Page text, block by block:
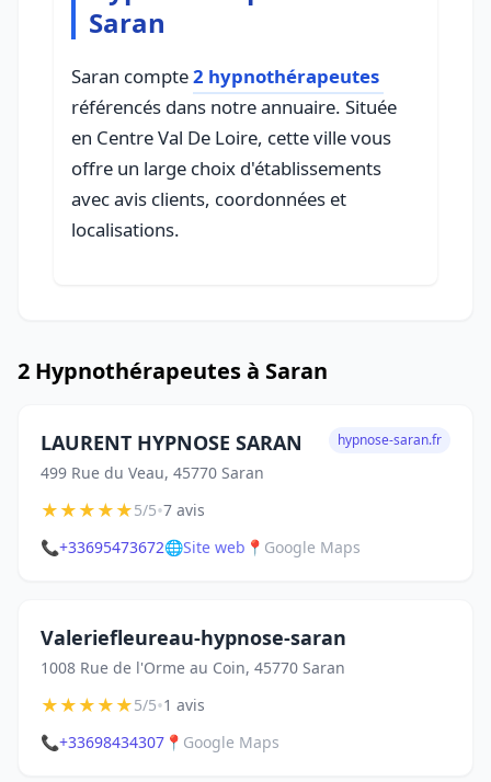
Saran
Saran compte2 hypnothérapeutes
référencés dans notre annuaire. Située
en Centre Val De Loire, cette ville vous
offre un large choix d'établissements
avec avis clients, coordonnées et
localisations.
2 Hypnothérapeutes à Saran
LAURENT HYPNOSE SARAN
499 Rue du Veau, 45770 Saran
hypnose-saran.fr
★★★★★5/5•7 avis
📞+33695473672🌐Site web 📍 Google Maps
Valeriefleureau-hypnose-saran
1008 Rue de l'Orme au Coin, 45770 Saran
★★★★★5/5•1 avis
📞+33698434307 📍 Google Maps